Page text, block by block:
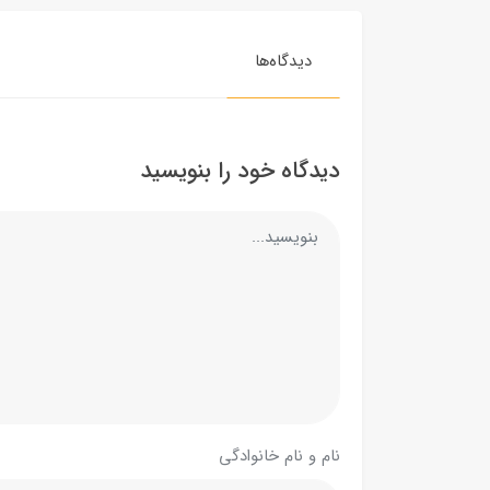
دیدگاه‌ها
دیدگاه خود را بنویسید
نام و نام خانوادگی